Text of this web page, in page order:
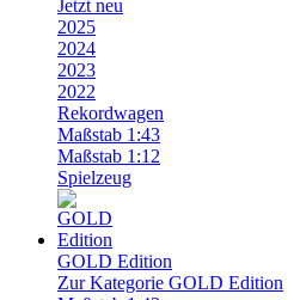
Jetzt neu
2025
2024
2023
2022
Rekordwagen
Maßstab 1:43
Maßstab 1:12
Spielzeug
GOLD Edition
Zur Kategorie GOLD Edition